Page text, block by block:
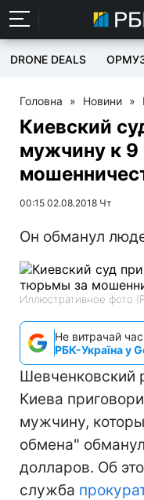
DRONE DEALS
Головна » Новини »
Киевский
мужчину к
00:15 02.08.2018 Чт
Он обманул
Иллюстративное фото
Не витрачай
РБК-Україна у
Шевченковский
Киева
мужчину,
обмена"
долларов. Об
служба